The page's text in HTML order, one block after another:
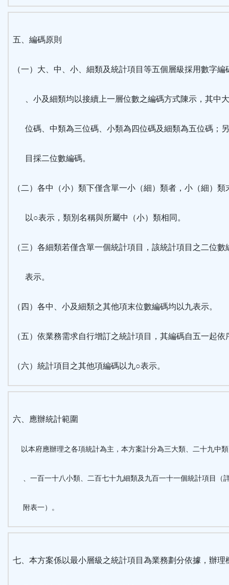
五、編碼原則
（一）大、中、小、細類及統計項目等五個層級採用數字編
、小及細類均以接續上一層位數之編碼方式陳示，其中
位碼、中類為三位碼、小類為四位碼及細類為五位碼；
目採二位數編碼。
（二）各中（小）類下僅含單一小（細）類者，小（細）類
以○表示，類別名稱與所屬中（小）類相同。
（三）各細類若僅含單一個統計項目，該統計項目之二位
表示。
（四）各中、小及細類之其他項末位數編碼均以九表示。
（五）依業務需求自行增訂之統計項目，其編碼自五一起依
（六）統計項目之其他項編碼以九○表示。
六、應辦統計範圍
以本府應辦理之各項統計為主，本方案計分為三大類、二十九中類
、一百一十八小類、二百七十九細類及九百一十一個統計項目（
附表一）。
七、本方案係以最小層級之統計項目為業務劃分依據，辦理